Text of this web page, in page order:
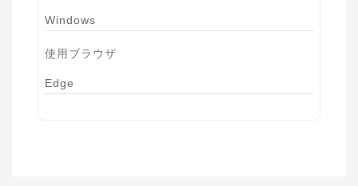
Windows
使用ブラウザ
Edge